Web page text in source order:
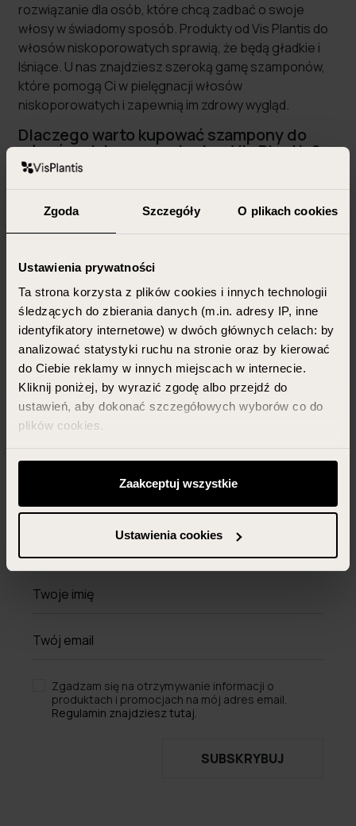
Zgoda Szczegóły O plikach cookies
Ustawienia prywatności
Ta strona korzysta z plików cookies i innych technologii
śledzących do zbierania danych (m.in. adresy IP, inne
identyfikatory internetowe) w dwóch głównych celach: by
analizować statystyki ruchu na stronie oraz by kierować
do Ciebie reklamy w innych miejscach w internecie.
Kliknij poniżej, by wyrazić zgodę albo przejdź do
ustawień, aby dokonać szczegółowych wyborów co do
plików cookies.
Możesz zawsze zarządzać swoimi zgodami (w tym
odwołać te, których udzieliłeś wcześniej) klikając w
przycisk „Ustawienia cookies” widoczny na samym dole
Więcej informacji znajdziesz w zakładce „Szczegóły”
Zaakceptuj wszystkie
Ustawienia cookies
rozwiązanie dla osób, które chcą zadbać o swoje
włosy w świadomy sposób. Produkty od Vis Plantis do
włosów niskoporowatych sprawią, że będą gładkie i
lśniące. U nas znajdziesz szeroką gamę szamponów,
które pomogą Ci w pielęgnacji włosów
niskoporowatych i zapewnią im zdrowy wygląd.
Dlaczego warto kupować szampony do
włosów niskoporowatych w Vis Plantis?
W Vis Plantis doskonale rozumiemy potrzeby włosów
niskoporowatych. Nasze produkty są stworzone z
myślą o włosach z niską porowatością, które
charakteryzują się gładką strukturą i trudnością w
włosów niskoporowatych, które spełniają wysokie
standardy jakości i skuteczności.
WIĘCEJ
Newsletter
Zapisz się, potwierdź
subskrypcję izyskaj 15% zniżki
z kodem na pierwsze zakupy
(dotyczy produktów w cenach
Zgadzam się na otrzymywanie informacji o
produktach i promocjach na mój adres email.
Regulamin znajdziesz tutaj.
SUBSKRYBUJ